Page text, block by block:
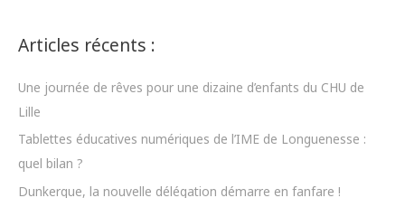
Articles récents :
Une journée de rêves pour une dizaine d’enfants du CHU de
Lille
Tablettes éducatives numériques de l’IME de Longuenesse :
quel bilan ?
Dunkerque, la nouvelle délégation démarre en fanfare !